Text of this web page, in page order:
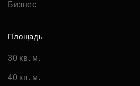
Бизнес
Площадь
30 кв. м.
40 кв. м.